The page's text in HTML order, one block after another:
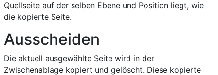
Quellseite auf der selben Ebene und Position liegt, wie
die kopierte Seite.
Ausscheiden
Die aktuell ausgewählte Seite wird in der
Zwischenablage kopiert und gelöscht. Diese kopierte